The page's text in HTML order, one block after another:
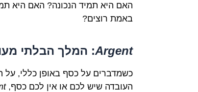
האם היא תמיד הנכונה? האם היא
באמת רוצים?
Argent: המלך הבלתי
כשמדברים על כסף באופן כללי, על
העובדה שיש לכם או אין לכם כסף,